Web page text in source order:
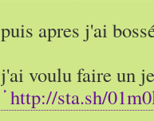
puis apres j'ai
j'ai voulu faire un
http://sta.sh/